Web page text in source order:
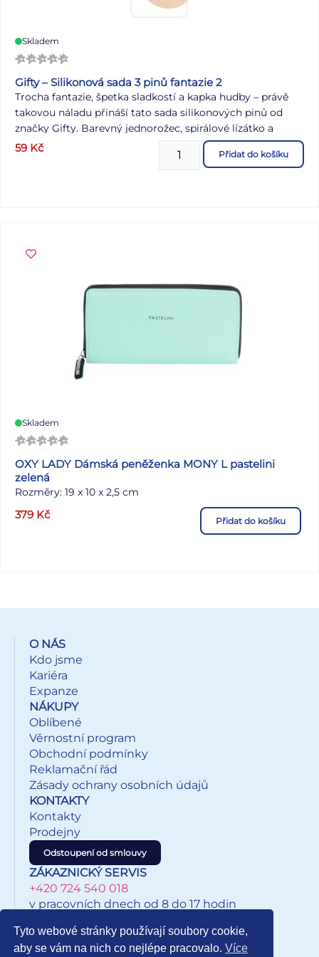
Skladem
Gifty – Silikonová sada 3 pinů fantazie 2
Trocha fantazie, špetka sladkostí a kapka hudby – právě
takovou náladu přináší tato sada silikonových pinů od
značky Gifty. Barevný jednorožec, spirálové lízátko a
stylová sluchátka vytvářejí hravou kombinaci motivů,
která potěší každého, kdo má rád nápadité doplňky. Piny
59 Kč Přidat do košíku
Skladem
OXY LADY Dámská peněženka MONY L pastelini
zelená
Rozměry: 19 x 10 x 2,5 cm
379 Kč Přidat do košíku
O NÁS
Kdo jsme
Kariéra
Expanze
NÁKUPY
Oblíbené
Věrnostní program
Obchodní podmínky
Reklamační řád
Zásady ochrany osobních údajů
KONTAKTY
Kontakty
Prodejny
Odstoupení od smlouvy
ZÁKAZNICKÝ SERVIS
+420 724 540 018
v pracovních dnech od 8 do 17 hodin
Tyto webové stránky používají soubory cookie,
aby se vám na nich co nejlépe pracovalo.Více